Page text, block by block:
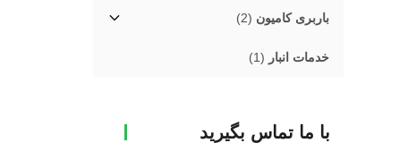
باربری کامیون (2)
خدمات انبار (1)
با ما تماس بگیرید